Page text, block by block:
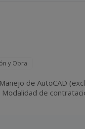
y Obra